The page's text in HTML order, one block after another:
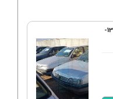
فروش دولتی پژو 405GLX XU7 - مدل1391-